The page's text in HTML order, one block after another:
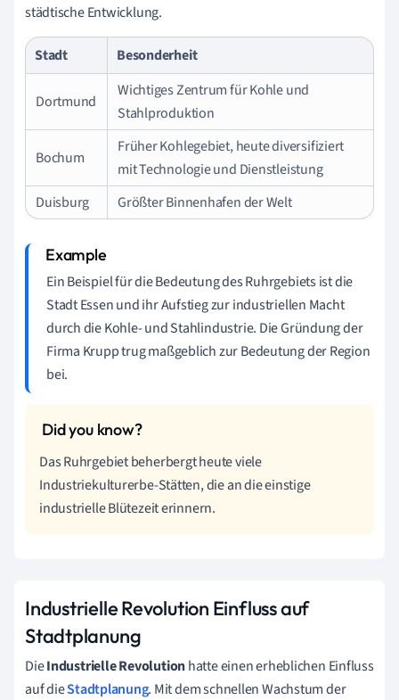
städtische Entwicklung.
Stadt Besonderheit
Dortmund
Wichtiges Zentrum für Kohle und
Stahlproduktion
Bochum
Früher Kohlegebiet, heute diversifiziert
mit Technologie und Dienstleistung
Duisburg
Größter Binnenhafen der Welt
Ein Beispiel für die Bedeutung des Ruhrgebiets ist die
Stadt Essen und ihr Aufstieg zur industriellen Macht
durch die Kohle- und Stahlindustrie. Die Gründung der
Firma Krupp trug maßgeblich zur Bedeutung der Region
bei.
Das Ruhrgebiet beherbergt heute viele
Industriekulturerbe-Stätten, die an die einstige
industrielle Blütezeit erinnern.
Industrielle Revolution Einfluss auf
Stadtplanung
DieIndustrielle Revolutionhatte einen erheblichen Einfluss
auf dieStadtplanung. Mit dem schnellen Wachstum der